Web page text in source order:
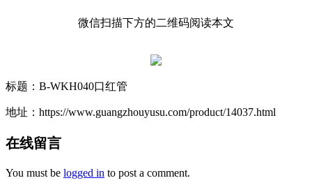
微信扫描下方的二维码阅读本文
标题：B-WKH040口红管
地址：https://www.guangzhouyusu.com/product/14037.html
在线留言
You must be logged in to post a comment.